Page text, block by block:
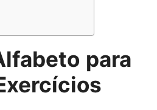
para